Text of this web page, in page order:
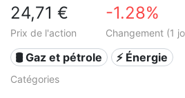
24,71 €
Prix de l'action
-1.28%
Changement (1
🛢 Gaz et pétrole ⚡ Énergie
Catégories